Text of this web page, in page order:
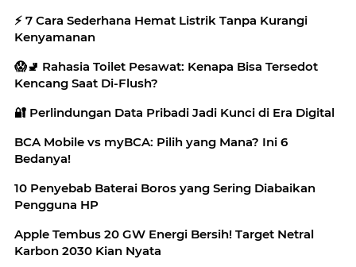
⚡ 7 Cara Sederhana Hemat Listrik Tanpa Kurangi
Kenyamanan
😱🚽 Rahasia Toilet Pesawat: Kenapa Bisa Tersedot
Kencang Saat Di-Flush?
🔐 Perlindungan Data Pribadi Jadi Kunci di Era Digital
BCA Mobile vs myBCA: Pilih yang Mana? Ini 6
Bedanya!
10 Penyebab Baterai Boros yang Sering Diabaikan
Pengguna HP
Apple Tembus 20 GW Energi Bersih! Target Netral
Karbon 2030 Kian Nyata